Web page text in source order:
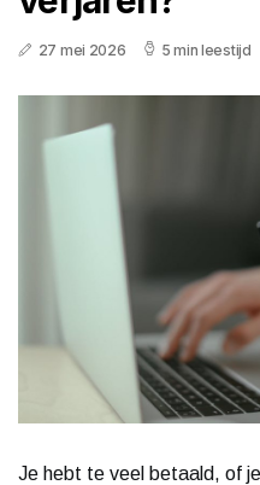
27 mei 2026 5 min leestijd
Je hebt te veel betaald, of